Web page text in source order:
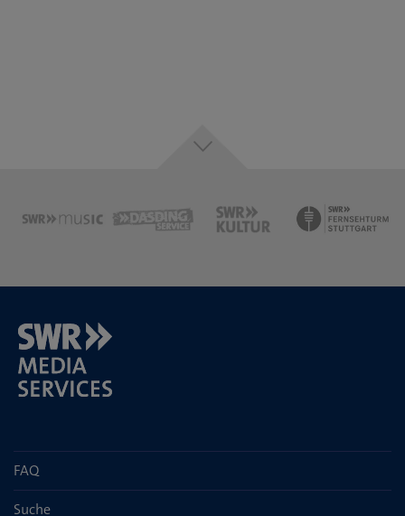
FAQ
Suche